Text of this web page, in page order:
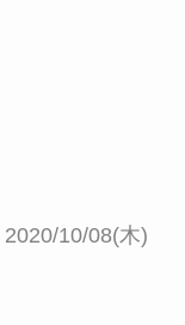
2020/10/08(木)